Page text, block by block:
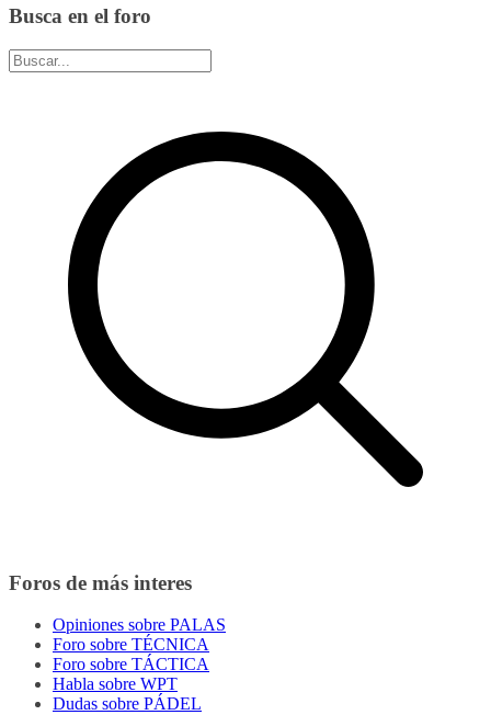
Busca en el foro
Foros de más interes
Opiniones sobre PALAS
Foro sobre TÉCNICA
Foro sobre TÁCTICA
Habla sobre WPT
Dudas sobre PÁDEL